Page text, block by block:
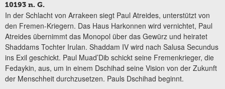
10193 n. G.
In der Schlacht von Arrakeen siegt Paul Atreides, unterstützt von
den Fremen-Kriegern. Das Haus Harkonnen wird vernichtet, Paul
Atreides übernimmt das Monopol über das Gewürz und heiratet
Shaddams Tochter Irulan. Shaddam IV wird nach Salusa Secundus
ins Exil geschickt. Paul Muad’Dib schickt seine Fremenkrieger, die
Fedaykin, aus, um in einem Dschihad seine Vision von der Zukunft
der Menschheit durchzusetzen. Pauls Dschihad beginnt.